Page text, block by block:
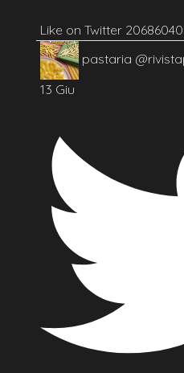
Like on Twitter
pastaria
13 Giu